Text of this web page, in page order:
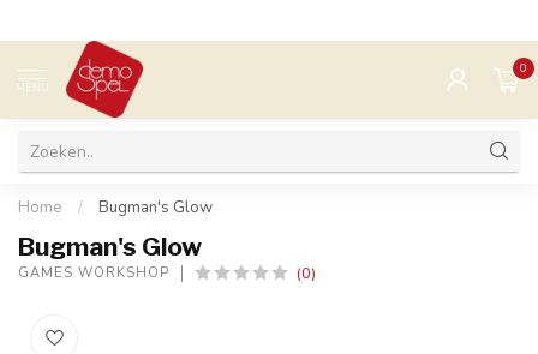
MENU
0
Home / Bugman's Glow
Bugman's Glow
GAMES WORKSHOP (0)